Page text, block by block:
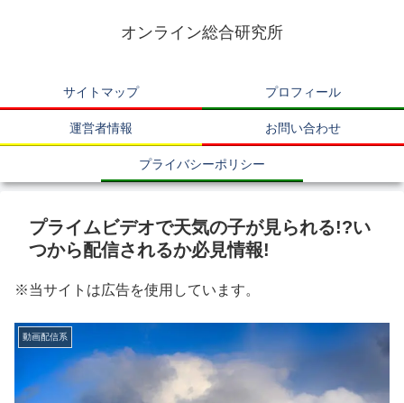
オンライン総合研究所
サイトマップ プロフィール
運営者情報 お問い合わせ
プライバシーポリシー
プライムビデオで天気の子が見られる!?い
つから配信されるか必見情報!
※当サイトは広告を使用しています。
動画配信系